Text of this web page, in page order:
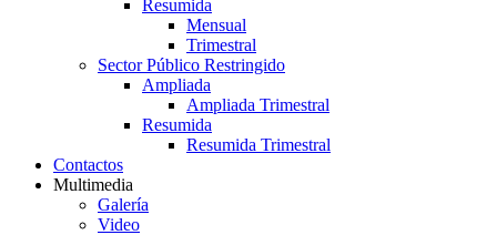
Resumida
Mensual
Trimestral
Sector Público Restringido
Ampliada
Ampliada Trimestral
Resumida
Resumida Trimestral
Contactos
Multimedia
Galería
Video